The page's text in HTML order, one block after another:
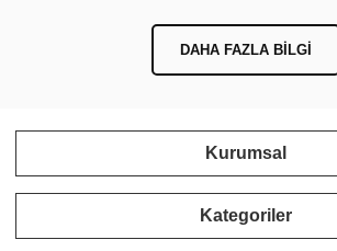
DAHA FAZLA BILGI
Kurumsal
Kategoriler